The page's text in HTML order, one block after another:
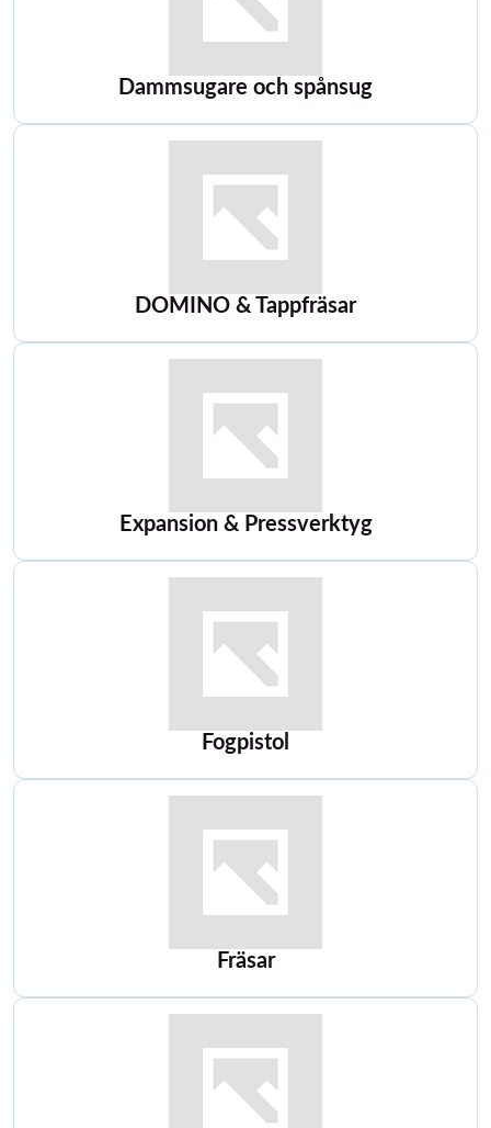
Dammsugare och spånsug
DOMINO & Tappfräsar
Expansion & Pressverktyg
Fogpistol
Fräsar